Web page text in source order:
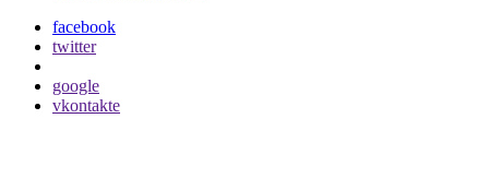
facebook
twitter
google
vkontakte